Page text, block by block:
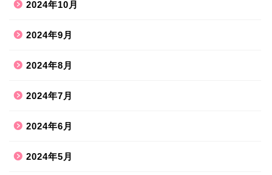
2024年10月
2024年9月
2024年8月
2024年7月
2024年6月
2024年5月